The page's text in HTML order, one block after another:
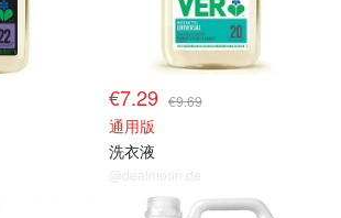
€7.29 €9.69
通用版
洗衣液
@dealmoon.de